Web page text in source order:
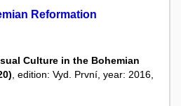
Reformation
Culture in the Bohemian
, edition: Vyd. První, year: 2016,